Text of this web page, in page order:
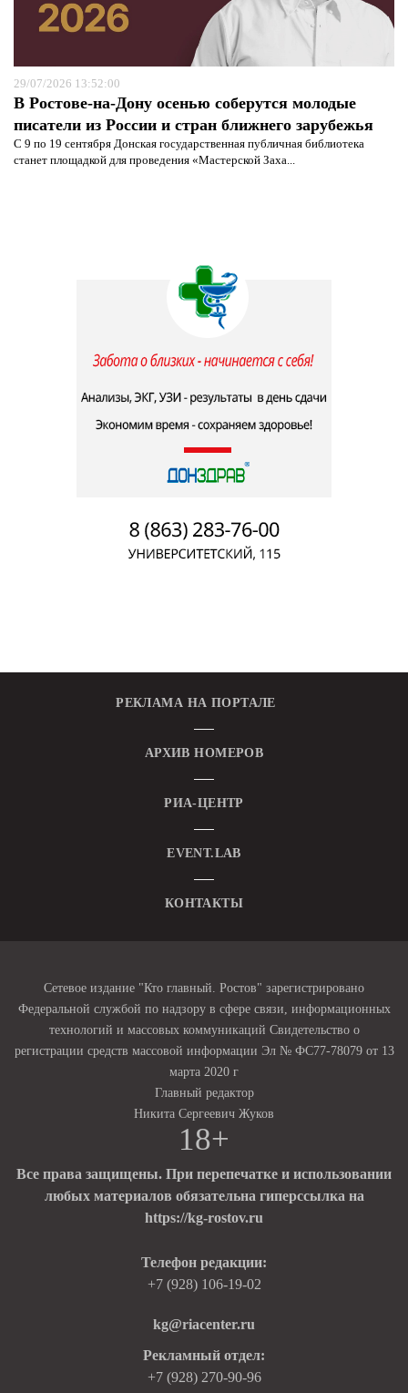
29/07/2026 13:52:00
В Ростове-на-Дону осенью соберутся молодые
писатели из России и стран ближнего зарубежья
С 9 по 19 сентября Донская государственная публичная библиотека
станет площадкой для проведения «Мастерской Заха...
РЕКЛАМА НА ПОРТАЛЕ
АРХИВ НОМЕРОВ
РИА-ЦЕНТР
EVENT.LAB
КОНТАКТЫ
Сетевое издание "Кто главный. Ростов" зарегистрировано
Федеральной службой по надзору в сфере связи, информационных
технологий и массовых коммуникаций Свидетельство о
регистрации средств массовой информации Эл № ФС77-78079 от 13
марта 2020 г
Главный редактор
Никита Сергеевич Жуков
18+
Все права защищены. При перепечатке и использовании
любых материалов обязательна гиперссылка на
https://kg-rostov.ru
Телефон редакции:
+7 (928) 106-19-02
kg@riacenter.ru
Рекламный отдел:
+7 (928) 270-90-96